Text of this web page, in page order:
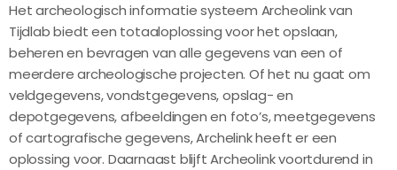
Het archeologisch informatie systeem Archeolink van
Tijdlab biedt een totaaloplossing voor het opslaan,
beheren en bevragen van alle gegevens van een of
meerdere archeologische projecten. Of het nu gaat om
veldgegevens, vondstgegevens, opslag- en
depotgegevens, afbeeldingen en foto’s, meetgegevens
of cartografische gegevens, Archelink heeft er een
oplossing voor. Daarnaast blijft Archeolink voortdurend in